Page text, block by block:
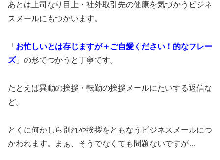
あとは上司なり目上・社外取引先の健康を気づかうビジネ
スメールにもつかいます。
「 お忙しいとは存じますが＋ご自愛ください！的なフレー
ズ」の形でつかうと丁寧です。
たとえば異動の挨拶・転勤の挨拶メールにたいする返信な
ど。
とくに何かしら別れや挨拶をともなうビジネスメールにつ
かわれます。まぁ、そうでなくても問題ないですが…